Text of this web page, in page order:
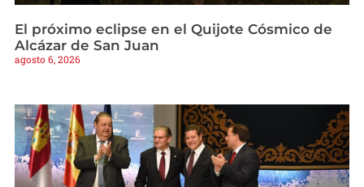
El próximo eclipse en el Quijote Cósmico de
Alcázar de San Juan
agosto 6, 2026